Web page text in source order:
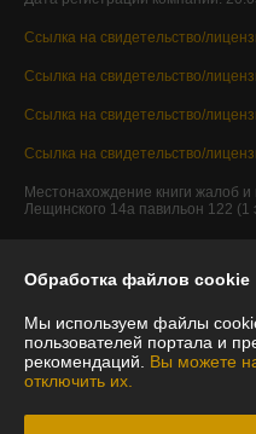
Ссылка на свидетельство/
Ссылка на свидетельство/
Ссылка на свидетельство/
Ссылка на свидетельство/
Местонахождение книги жалоб
Лещинского 14а павильон 122 (1
Обработка файлов cookie
Мы используем файлы
пользователей портала и
рекомендаций. Вы можете
отключить их.